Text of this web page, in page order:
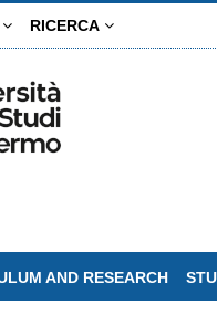
RICERCA
AND RESEARCH